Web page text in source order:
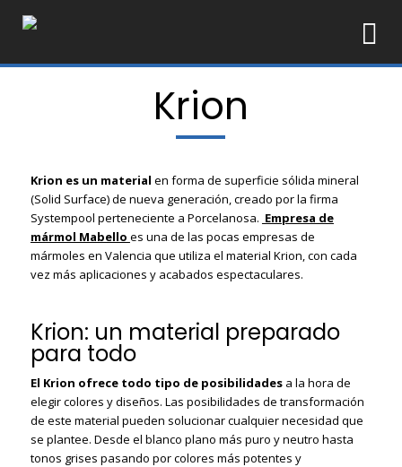
COLORES
DE
GRANITO:
ELIGE EL
MEJOR
PARA TUS
ENCIMERAS
30
ABRIL
MÁRMOL
XTONE:
BELLEZA Y
TECNOLOGÍA
IDEAS DE
DECORACIÓN
CON
MÁRMOL
29
FEBRERO
2024
MÁRMOLES
LAURENT:
ELEGANCIA
Y
TENDENCIA
30
ENERO
2024
COCINAS
BLANCA |
MÁRMOLES
Krion
Krion es un material en forma de superficie sólida mineral
(Solid Surface) de nueva generación, creado por la firma
Systempool perteneciente a Porcelanosa. Empresa de
mármol Mabello es una de las pocas empresas de
mármoles en Valencia que utiliza el material Krion, con cada
vez más aplicaciones y acabados espectaculares.
Krion: un material preparado
para todo
El Krion ofrece todo tipo de posibilidadesa la hora de
elegir colores y diseños. Las posibilidades de transformación
de este material pueden solucionar cualquier necesidad que
se plantee. Desde el blanco plano más puro y neutro hasta
tonos grises pasando por colores más potentes y